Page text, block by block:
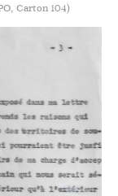
Carton 104)